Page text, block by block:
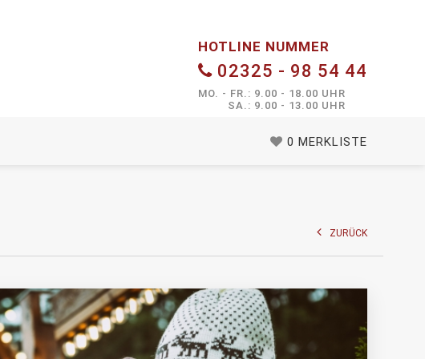
0 MERKLISTE
HOTLINE NUMMER
02325 - 98 54 44
MO. - FR.: 9.00 - 18.00 UHR
SA.: 9.00 - 13.00 UHR
ZURÜCK